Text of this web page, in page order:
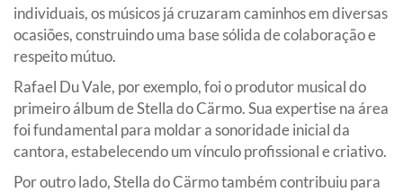
individuais, os músicos já cruzaram caminhos em diversas
ocasiões, construindo uma base sólida de colaboração e
respeito mútuo.
Rafael Du Vale, por exemplo, foi o produtor musical do
primeiro álbum de Stella do Cärmo. Sua expertise na área
foi fundamental para moldar a sonoridade inicial da
cantora, estabelecendo um vínculo profissional e criativo.
Por outro lado, Stella do Cärmo também contribuiu para